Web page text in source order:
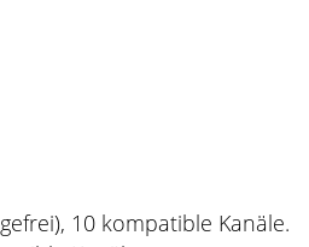
10 kompatible Kanäle.